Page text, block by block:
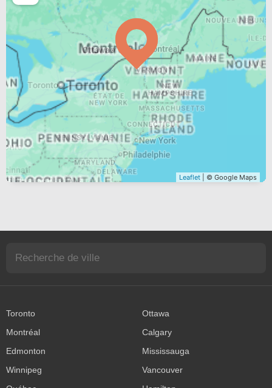
Leaflet | © Google Maps
Toronto
Ottawa
Montréal
Calgary
Edmonton
Mississauga
Winnipeg
Vancouver